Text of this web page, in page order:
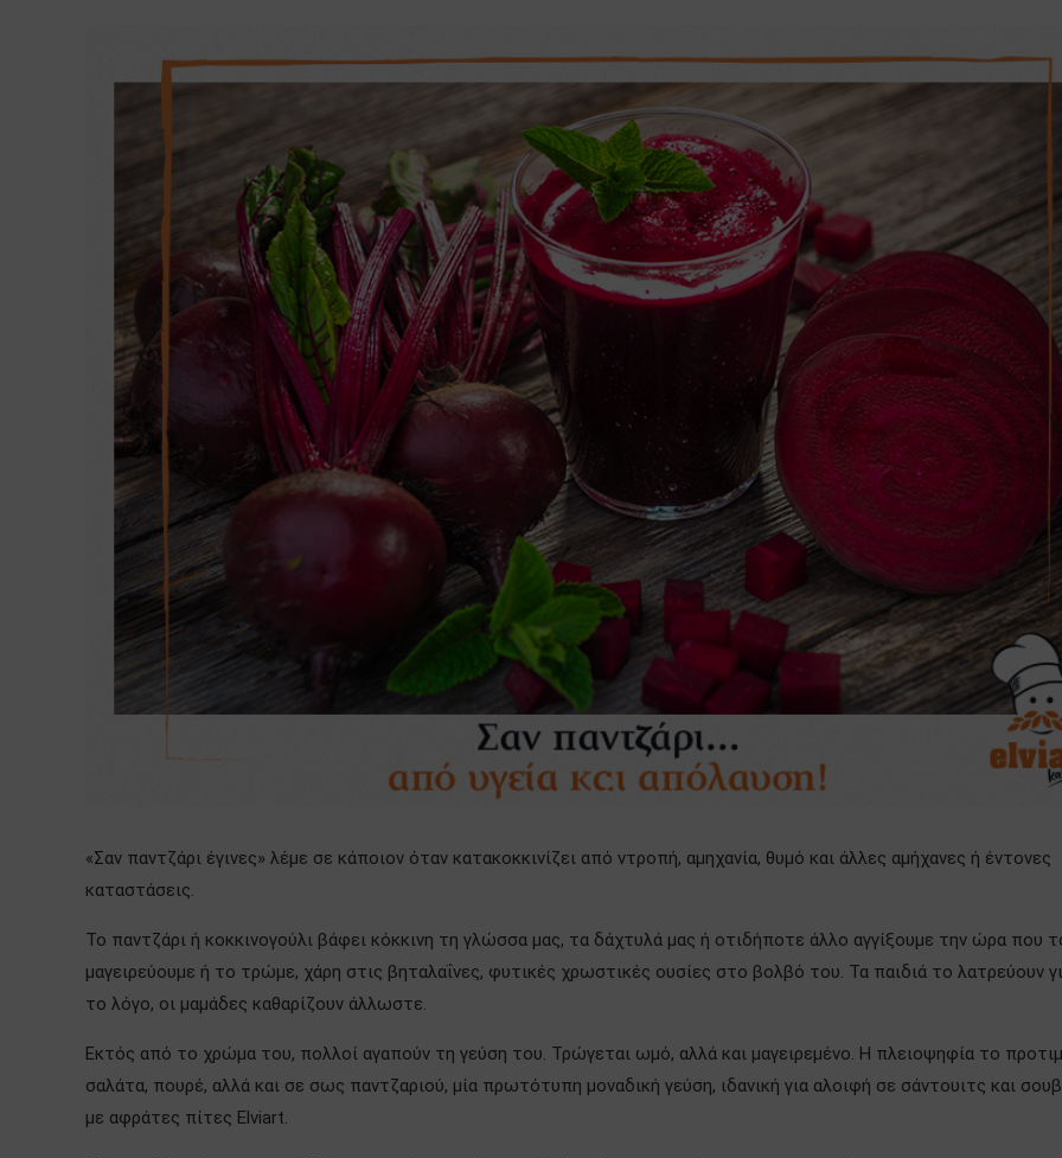
«Σαν παντζάρι έγινες» λέμε σε κάποιον όταν κατακοκκινίζει από ντροπή, αμηχανία, θυμό και άλλες αμήχανες ή έντονες
καταστάσεις.
Το παντζάρι ή κοκκινογούλι βάφει κόκκινη τη γλώσσα μας, τα δάχτυλά μας ή οτιδήποτε άλλο αγγίξουμε την ώρα που
μαγειρεύουμε ή το τρώμε, χάρη στις βηταλαΐνες, φυτικές χρωστικές ουσίες στο βολβό του. Τα παιδιά το λατρεύουν
το λόγο, οι μαμάδες καθαρίζουν άλλωστε.
Εκτός από το χρώμα του, πολλοί αγαπούν τη γεύση του. Τρώγεται ωμό, αλλά και μαγειρεμένο. Η πλειοψηφία το
σαλάτα, πουρέ, αλλά και σε σως παντζαριού, μία πρωτότυπη μοναδική γεύση, ιδανική για αλοιφή σε σάντουιτς και
με αφράτες πίτες Elviart.